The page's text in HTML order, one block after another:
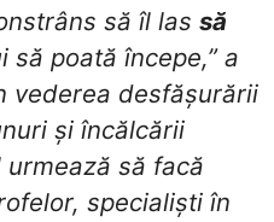
să îl las să
să poată începe,” a
vederea desfășurării
și încălcării
să facă
specialiști în